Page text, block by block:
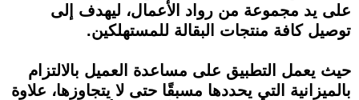
على يد مجموعة من رواد الأعمال، ليهدف إلى
توصيل كافة منتجات البقالة للمستهلكين.
حيث يعمل التطبيق على مساعدة العميل بالالتزام
بالميزانية التي يحددها مسبقًا حتى لا يتجاوزها، علاوة